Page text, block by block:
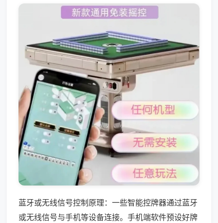
蓝牙或无线信号控制原理：一些智能控牌器通过蓝牙
或无线信号与手机等设备连接。手机端软件预设好牌